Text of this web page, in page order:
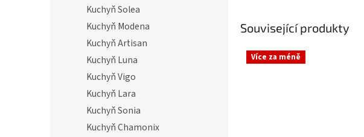
Kuchyň Solea
Kuchyň Modena
Kuchyň Artisan
Kuchyň Luna
Kuchyň Vigo
Kuchyň Lara
Kuchyň Sonia
Kuchyň Chamonix
Související produkty
Více za méně